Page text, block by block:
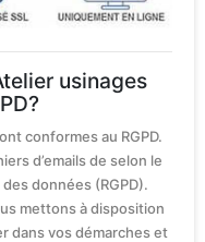
usinages
conformes au RGPD.
d’emails de selon le
données (RGPD).
mettons à disposition
dans vos démarches et